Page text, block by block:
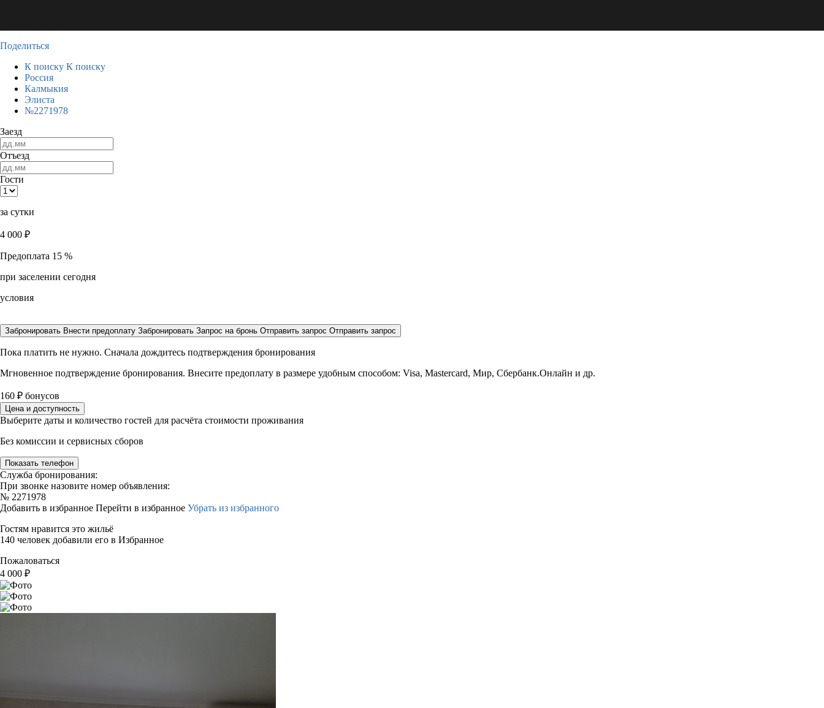
Поделиться
К поиску К поиску
Россия
Калмыкия
Элиста
№2271978
Заезд
Отъезд
Гости
за сутки
4 000 ₽
Предоплата 15 %
при заселении сегодня
условия
Забронировать Внести предоплату Забронировать Запрос на бронь Отправить запрос Отправить запрос
Пока платить не нужно. Сначала дождитесь подтверждения бронирования
Мгновенное подтверждение бронирования. Внесите предоплату в размере удобным способом: Visa, Mastercard, Мир, Сбербанк.Онлайн и др.
160 ₽ бонусов
Цена и доступность
Выберите даты и количество гостей для расчёта стоимости проживания
Без комиссии и сервисных сборов
Показать телефон
Служба бронирования:
При звонке назовите номер объявления:
№ 2271978
Добавить в избранное Перейти в избранное Убрать из избранного
Гостям нравится это жильё
140 человек добавили его в Избранное
Пожаловаться
4 000 ₽